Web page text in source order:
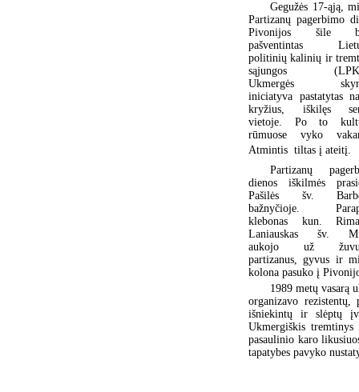
Gegužės 17-ąją,
Partizanų pagerbimo
Pivonijos šile
pašventintas
politinių kalinių ir
sąjungos
Ukmergės
iniciatyva pastatytas
kryžius, iškilęs
vietoje. Po to
rūmuose vyko
Atmintis  tiltas į ateitį.
Partizanų
dienos iškilmės
Pašilės šv.
bažnyčioje.
klebonas kun.
Laniauskas šv.
aukojo už
partizanus, gyvus ir
kolona pasuko į
1989 metų vasarą
organizavo
išniekintų ir slėptų
Ukmergiškis
pasaulinio karo
tapatybes pavyko